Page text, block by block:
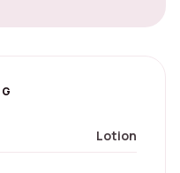
Lotion